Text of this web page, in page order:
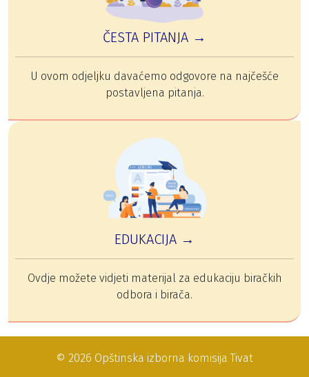
ČESTA PITANJA →
U ovom odjeljku davaćemo odgovore na najčešće
postavljena pitanja.
EDUKACIJA →
Ovdje možete vidjeti materijal za edukaciju biračkih
odbora i birača.
© 2026 Opštinska izborna komisija Tivat